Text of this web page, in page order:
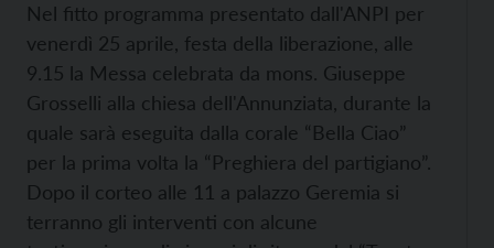
Nel fitto programma presentato dall'ANPI per
venerdì 25 aprile, festa della liberazione, alle
9.15 la Messa celebrata da mons. Giuseppe
Grosselli alla chiesa dell'Annunziata, durante la
quale sarà eseguita dalla corale “Bella Ciao”
per la prima volta la “Preghiera del partigiano”.
Dopo il corteo alle 11 a palazzo Geremia si
terranno gli interventi con alcune